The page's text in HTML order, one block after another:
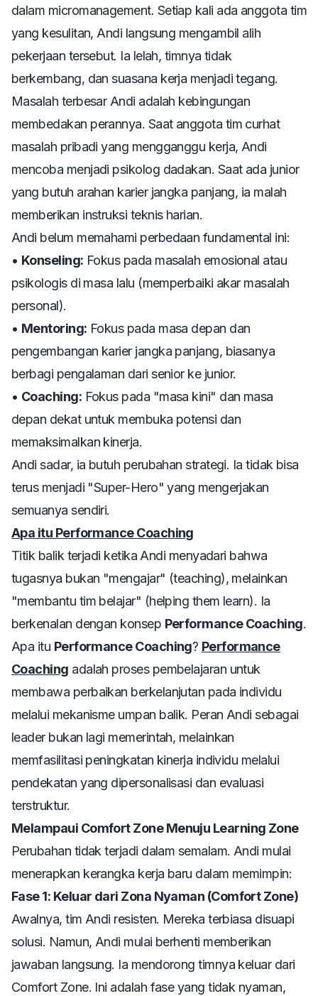
dalam micromanagement. Setiap kali ada anggota tim
yang kesulitan, Andi langsung mengambil alih
pekerjaan tersebut. Ia lelah, timnya tidak
berkembang, dan suasana kerja menjadi tegang.
Masalah terbesar Andi adalah kebingungan
membedakan perannya. Saat anggota tim curhat
masalah pribadi yang mengganggu kerja, Andi
mencoba menjadi psikolog dadakan. Saat ada junior
yang butuh arahan karier jangka panjang, ia malah
memberikan instruksi teknis harian.
Andi belum memahami perbedaan fundamental ini:
• Konseling: Fokus pada masalah emosional atau
psikologis di masa lalu (memperbaiki akar masalah
personal).
• Mentoring: Fokus pada masa depan dan
pengembangan karier jangka panjang, biasanya
berbagi pengalaman dari senior ke junior.
• Coaching: Fokus pada "masa kini" dan masa
depan dekat untuk membuka potensi dan
memaksimalkan kinerja.
Andi sadar, ia butuh perubahan strategi. Ia tidak bisa
terus menjadi "Super-Hero" yang mengerjakan
semuanya sendiri.
Apa itu Performance Coaching
Titik balik terjadi ketika Andi menyadari bahwa
tugasnya bukan "mengajar" (teaching), melainkan
"membantu tim belajar" (helping them learn). Ia
berkenalan dengan konsep Performance Coaching.
Apa itu Performance Coaching? Performance
Coaching adalah proses pembelajaran untuk
membawa perbaikan berkelanjutan pada individu
melalui mekanisme umpan balik. Peran Andi sebagai
leaderbukan lagi memerintah, melainkan
memfasilitasi peningkatan kinerja individu melalui
pendekatan yang dipersonalisasi dan evaluasi
terstruktur.
Melampaui Comfort Zone Menuju Learning Zone
Perubahan tidak terjadi dalam semalam. Andi mulai
menerapkan kerangka kerja baru dalam memimpin:
Fase 1: Keluar dari Zona Nyaman (Comfort Zone)
Awalnya, tim Andi resisten. Mereka terbiasa disuapi
solusi. Namun, Andi mulai berhenti memberikan
jawaban langsung. Ia mendorong timnya keluar dari
Comfort Zone. Ini adalah fase yang tidak nyaman,